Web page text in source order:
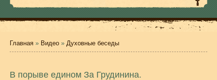
Главная » Видео » Духовные беседы
В порыве едином За Грудинина.